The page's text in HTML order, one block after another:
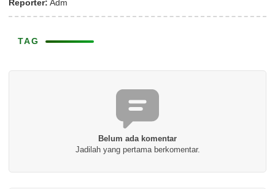
Reporter: Adm
TAG
Belum ada komentar
Jadilah yang pertama berkomentar.